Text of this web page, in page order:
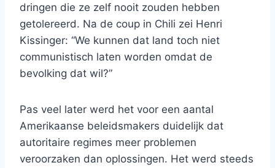
dringen die ze zelf nooit zouden hebben
getolereerd. Na de coup in Chili zei Henri
Kissinger: “We kunnen dat land toch niet
communistisch laten worden omdat de
bevolking dat wil?”
Pas veel later werd het voor een aantal
Amerikaanse beleidsmakers duidelijk dat
autoritaire regimes meer problemen
veroorzaken dan oplossingen. Het werd steeds